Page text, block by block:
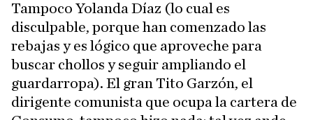
Tampoco Yolanda Díaz (lo cual es
disculpable, porque han comenzado las
rebajas y es lógico que aproveche para
buscar chollos y seguir ampliando el
guardarropa). El gran Tito Garzón, el
dirigente comunista que ocupa la cartera de